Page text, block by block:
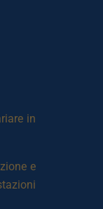
in
e